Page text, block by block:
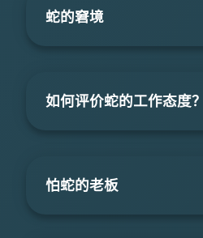
蛇的窘境
如何评价蛇的工作态度？
怕蛇的老板